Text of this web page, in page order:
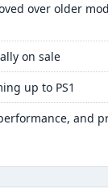
over older
on sale
up to PS1
and